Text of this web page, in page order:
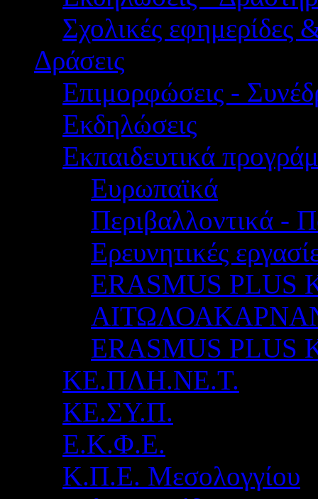
Σχολικές εφημερίδες
Δράσεις
Επιμορφώσεις -
Εκδηλώσεις
Εκπαιδευτικά
Ευρωπαϊκά
Περιβαλλοντικά -
Ερευνητικές
ERASMUS PLUS
ERASMUS
ΚΕ.ΠΛΗ.ΝΕ.Τ.
ΚΕ.ΣΥ.Π.
Ε.Κ.Φ.Ε.
Κ.Π.Ε. Μεσολογγίου